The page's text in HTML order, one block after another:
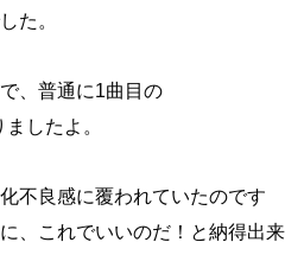
た。
、普通に1曲目の
したよ。
不良感に覆われていたのです
、これでいいのだ！と納得出来